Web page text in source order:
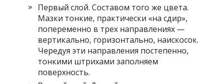
Первый слой. Составом того же цвета.
Мазки тонкие, практически «на сдир»,
попеременно в трех направлениях —
вертикально, горизонтально, наискосок.
Чередуя эти направления постепенно,
тонкими штрихами заполняем
поверхность.